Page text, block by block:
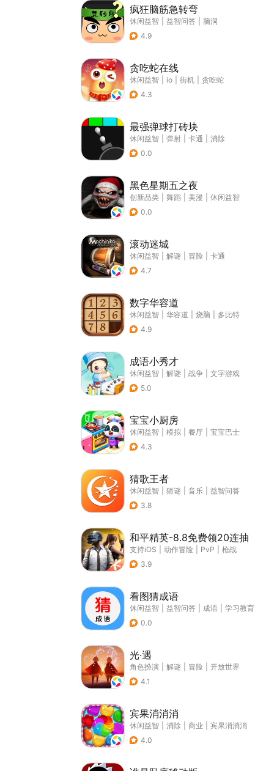
疯狂脑筋急转弯
休闲益智 益智问答
脑洞
4.9
贪吃蛇在线
休闲益智 io 街机
贪吃蛇
4.3
最强弹球打砖块
休闲益智 弹射 卡通
消除
0.0
黑色星期五之夜
创新品类 舞蹈 美漫
休闲益智
0.0
滚动迷城
休闲益智 解谜 冒险
卡通
4.7
数字华容道
休闲益智 华容道 烧脑
多比特
4.9
成语小秀才
休闲益智 解谜 战争
文字游戏
5.0
宝宝小厨房
休闲益智 模拟 餐厅
宝宝巴士
4.3
猜歌王者
休闲益智 猜谜 音乐
益智问答
3.8
和平精英-8.8免费领20连抽
支持iOS 动作冒险 PvP
枪战
3.9
看图猜成语
休闲益智 益智问答 成语
学习教育
0.0
光·遇
角色扮演 解谜 冒险
开放世界
4.1
宾果消消消
休闲益智 消除 商业
宾果消消消
4.0